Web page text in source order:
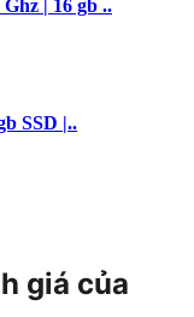
| 16 gb ..
SSD |..
giá của